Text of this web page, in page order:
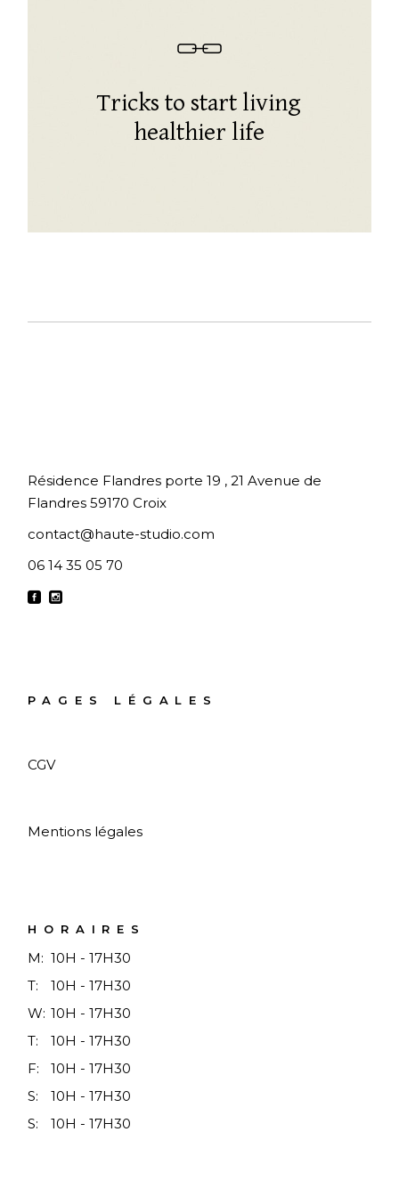
Tricks to start living
healthier life
Résidence Flandres porte 19 , 21 Avenue de
Flandres 59170 Croix
contact@haute-studio.com
06 14 35 05 70
PAGES LÉGALES
CGV
Mentions légales
HORAIRES
M: 10H - 17H30
T:
10H - 17H30
W: 10H - 17H30
T:
10H - 17H30
F:
10H - 17H30
S:
10H - 17H30
S:
10H - 17H30